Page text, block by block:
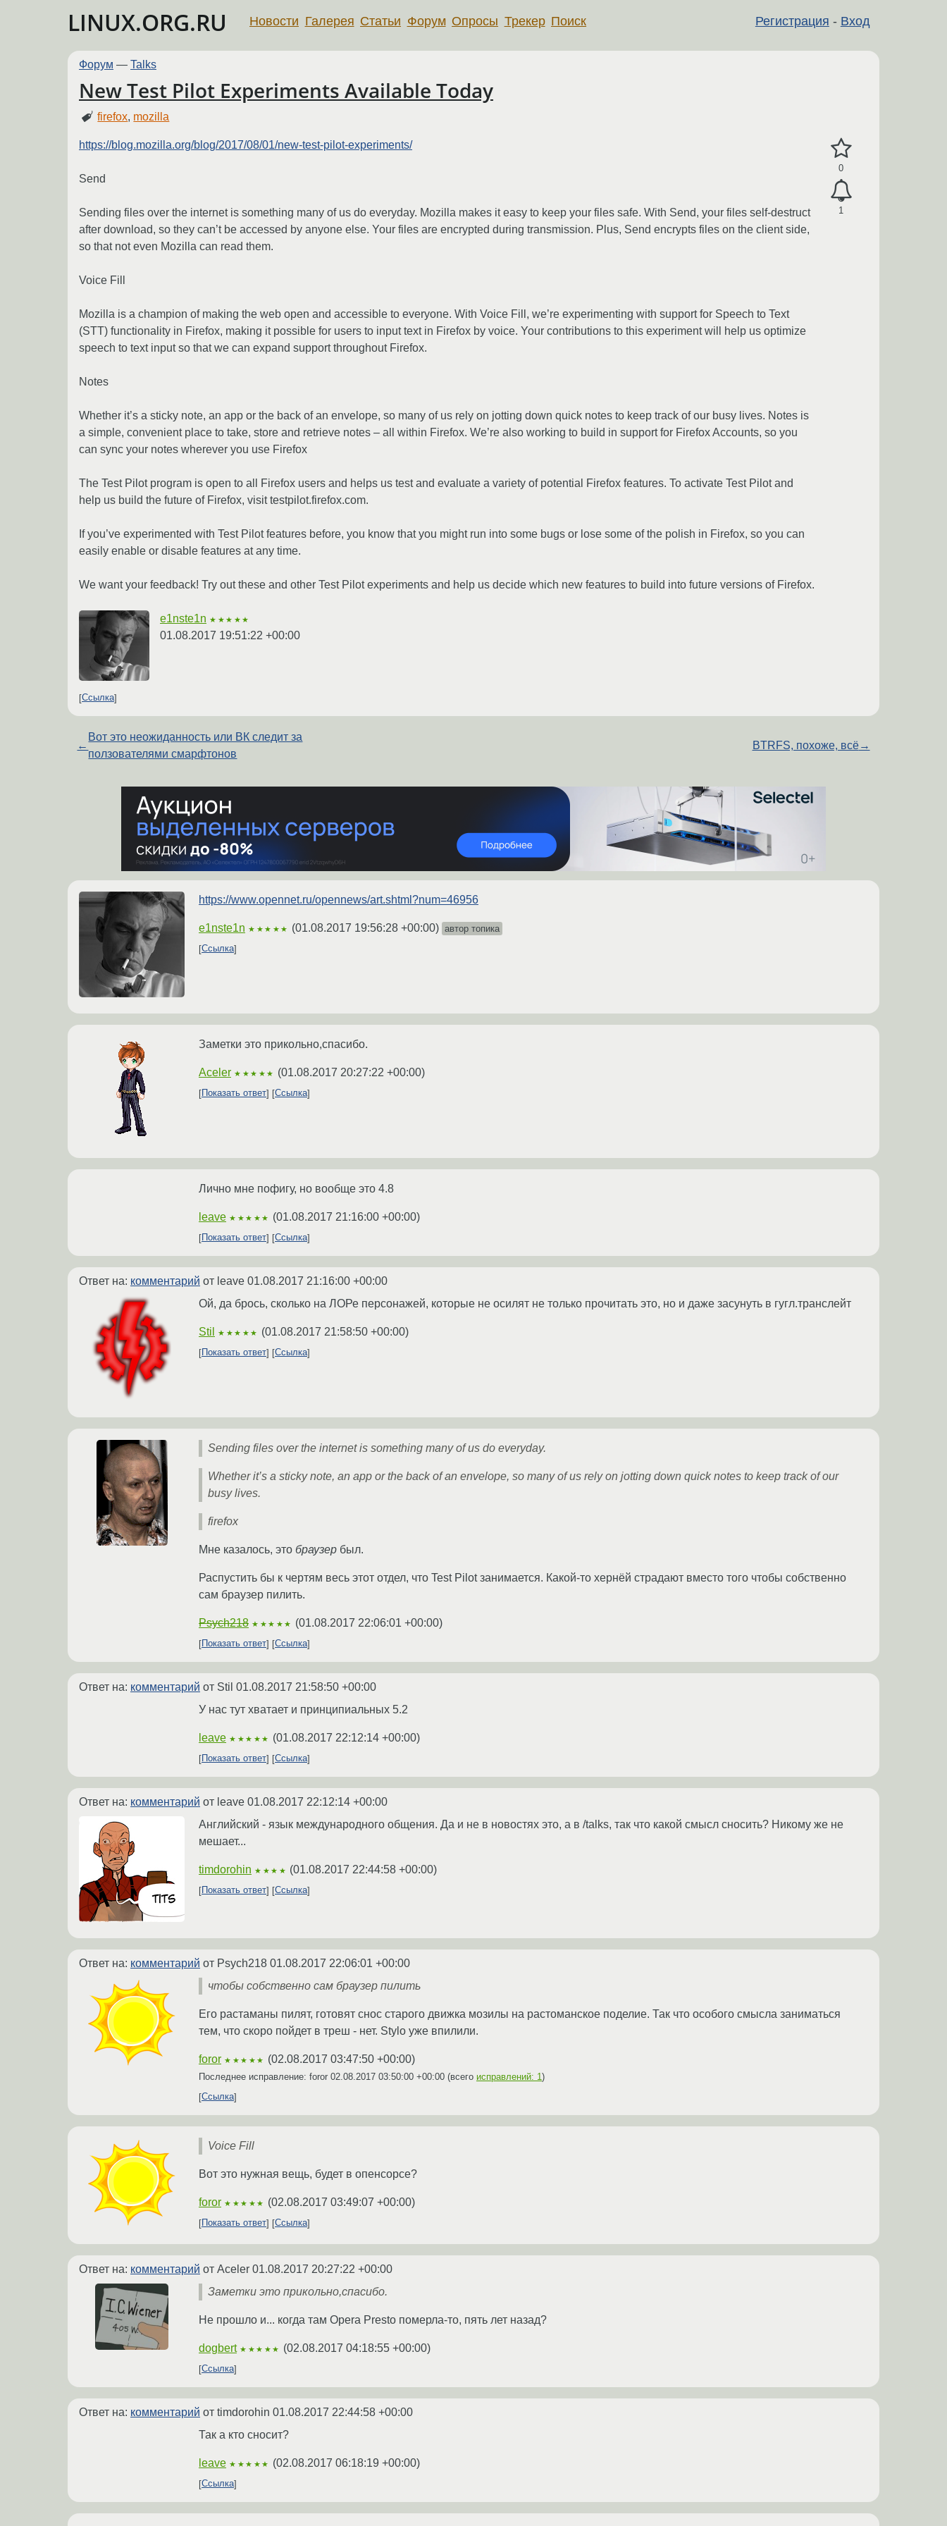
LINUX.ORG.RU Регистрация - Вход
Новости Галерея Статьи Форум Опросы Трекер Поиск
Форум — Talks
New Test Pilot Experiments Available Today
firefox, mozilla
0
1
https://blog.mozilla.org/blog/2017/08/01/new-test-pilot-experiments/
Send
Sending files over the internet is something many of us do everyday. Mozilla makes it easy to keep your files safe. With Send, your files self-destruct
after download, so they can’t be accessed by anyone else. Your files are encrypted during transmission. Plus, Send encrypts files on the client side,
so that not even Mozilla can read them.
Voice Fill
Mozilla is a champion of making the web open and accessible to everyone. With Voice Fill, we’re experimenting with support for Speech to Text
(STT) functionality in Firefox, making it possible for users to input text in Firefox by voice. Your contributions to this experiment will help us optimize
speech to text input so that we can expand support throughout Firefox.
Notes
Whether it’s a sticky note, an app or the back of an envelope, so many of us rely on jotting down quick notes to keep track of our busy lives. Notes is
a simple, convenient place to take, store and retrieve notes – all within Firefox. We’re also working to build in support for Firefox Accounts, so you
can sync your notes wherever you use Firefox
The Test Pilot program is open to all Firefox users and helps us test and evaluate a variety of potential Firefox features. To activate Test Pilot and
help us build the future of Firefox, visit testpilot.firefox.com.
If you’ve experimented with Test Pilot features before, you know that you might run into some bugs or lose some of the polish in Firefox, so you can
easily enable or disable features at any time.
We want your feedback! Try out these and other Test Pilot experiments and help us decide which new features to build into future versions of Firefox.
e1nste1n ★★★★★
01.08.2017 19:51:22 +00:00
Ссылка
←
Вот это неожиданность или ВК следит за
ползователями смарфтонов
BTRFS, похоже, всё→
https://www.opennet.ru/opennews/art.shtml?num=46956
e1nste1n ★★★★★ (01.08.2017 19:56:28 +00:00) автор топика
Ссылка
Заметки это прикольно,спасибо.
Aceler ★★★★★ (01.08.2017 20:27:22 +00:00)
Показать ответ Ссылка
Лично мне пофигу, но вообще это 4.8
leave ★★★★★ (01.08.2017 21:16:00 +00:00)
Показать ответ Ссылка
Ответ на: комментарий от leave 01.08.2017 21:16:00 +00:00
Ой, да брось, сколько на ЛОРе персонажей, которые не осилят не только прочитать это, но и даже засунуть в гугл.транслейт
Stil ★★★★★ (01.08.2017 21:58:50 +00:00)
Показать ответ Ссылка
Sending files over the internet is something many of us do everyday.
Whether it’s a sticky note, an app or the back of an envelope, so many of us rely on jotting down quick notes to keep track of our
busy lives.
firefox
Мне казалось, это браузер был.
Распустить бы к чертям весь этот отдел, что Test Pilot занимается. Какой-то хернёй страдают вместо того чтобы собственно
сам браузер пилить.
Psych218 ★★★★★ (01.08.2017 22:06:01 +00:00)
Показать ответ Ссылка
Ответ на: комментарий от Stil 01.08.2017 21:58:50 +00:00
У нас тут хватает и принципиальных 5.2
leave ★★★★★ (01.08.2017 22:12:14 +00:00)
Показать ответ Ссылка
Ответ на: комментарий от leave 01.08.2017 22:12:14 +00:00
Английский - язык международного общения. Да и не в новостях это, а в /talks, так что какой смысл сносить? Никому же не
мешает...
timdorohin ★★★★ (01.08.2017 22:44:58 +00:00)
Показать ответ Ссылка
Ответ на: комментарий от Psych218 01.08.2017 22:06:01 +00:00
чтобы собственно сам браузер пилить
Его растаманы пилят, готовят снос старого движка мозилы на растоманское поделие. Так что особого смысла заниматься
тем, что скоро пойдет в треш - нет. Stylo уже впилили.
foror ★★★★★ (02.08.2017 03:47:50 +00:00)
Последнее исправление: foror 02.08.2017 03:50:00 +00:00 (всего исправлений: 1 )
Ссылка
Voice Fill
Вот это нужная вещь, будет в опенсорсе?
foror ★★★★★ (02.08.2017 03:49:07 +00:00)
Показать ответ Ссылка
Ответ на: комментарий от Aceler 01.08.2017 20:27:22 +00:00
Заметки это прикольно,спасибо.
Не прошло и... когда там Opera Presto померла-то, пять лет назад?
dogbert ★★★★★ (02.08.2017 04:18:55 +00:00)
Ссылка
Ответ на: комментарий от timdorohin 01.08.2017 22:44:58 +00:00
Так а кто сносит?
leave ★★★★★ (02.08.2017 06:18:19 +00:00)
Ссылка